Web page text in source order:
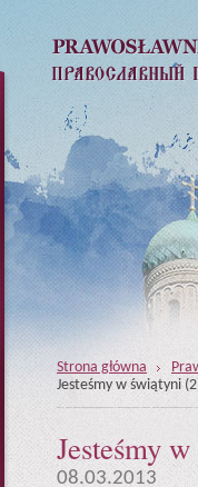
Strona główna
Jesteśmy w świątyni
Jesteśmy
08.03.2013